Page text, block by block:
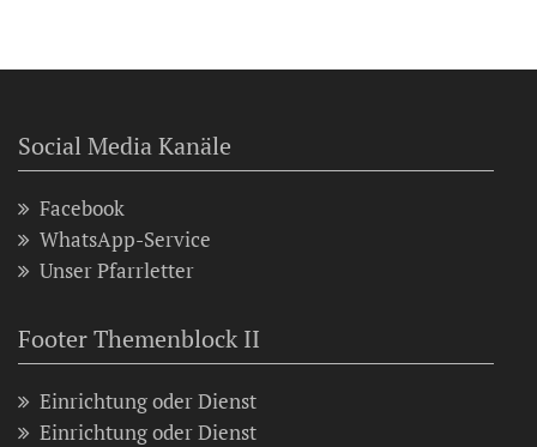
Social Media Kanäle
Facebook
WhatsApp-Service
Unser Pfarrletter
Footer Themenblock II
Einrichtung oder Dienst
Einrichtung oder Dienst